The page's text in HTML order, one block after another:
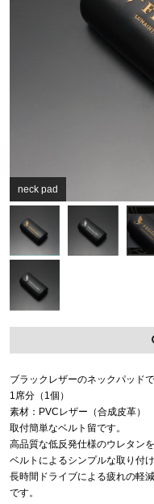
neck pad
ブラックレザーのネックパッドで
1席分（1個）
素材：PVCレザー（合成皮革）
取付簡単なベルト留です。
高品質な低反発仕様のウレタンを
ベルトによるシンプルな取り付
長時間ドライブによる疲れの軽
です。